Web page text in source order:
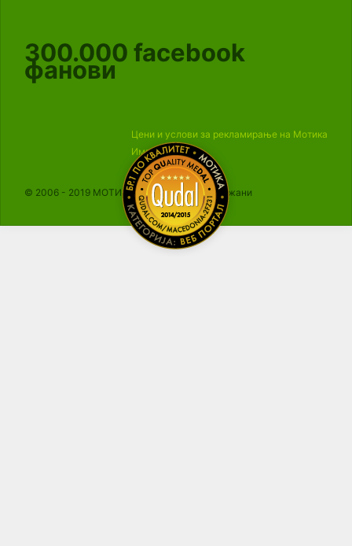
300.000 facebook
фанови
Цени и услови за рекламирање на Мотика
Импресум
© 2006 - 2019 МОТИКА, Сите права се задржани